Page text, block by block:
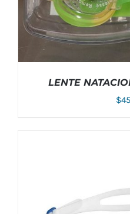
LENTE
$